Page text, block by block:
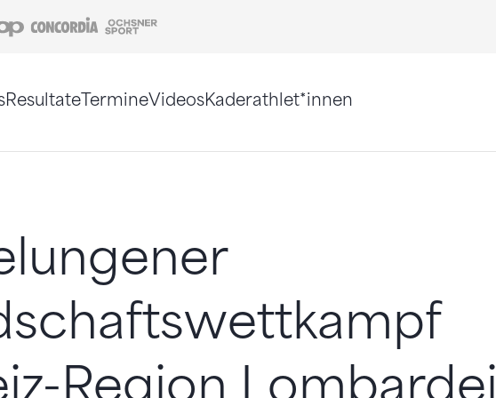
Coop Concordia
ResultateTermineVideosKaderathlet*innen
Region Lombardei